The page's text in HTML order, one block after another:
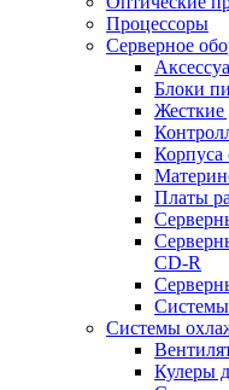
Процессоры
Серверное
Блоки
Жесткие
Корпуса
Платы
CD-R
Системы
Кулеры